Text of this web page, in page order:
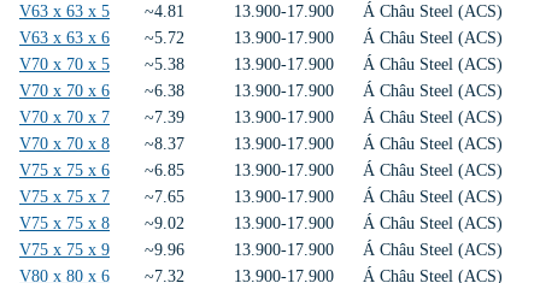
V63 x 63 x 5 ~4.81 13.900-17.900
Á Châu Steel (ACS)
V63 x 63 x 6
~5.72 13.900-17.900
Á Châu Steel (ACS)
V70 x 70 x 5
~5.38 13.900-17.900
Á Châu Steel (ACS)
V70 x 70 x 6
~6.38 13.900-17.900
Á Châu Steel (ACS)
V70 x 70 x 7
~7.39 13.900-17.900
Á Châu Steel (ACS)
V70 x 70 x 8
~8.37 13.900-17.900
Á Châu Steel (ACS)
V75 x 75 x 6
~6.85 13.900-17.900
Á Châu Steel (ACS)
V75 x 75 x 7
~7.65 13.900-17.900
Á Châu Steel (ACS)
V75 x 75 x 8
~9.02 13.900-17.900
Á Châu Steel (ACS)
V75 x 75 x 9
~9.96 13.900-17.900
Á Châu Steel (ACS)
V80 x 80 x 6
~7.32 13.900-17.900
Á Châu Steel (ACS)